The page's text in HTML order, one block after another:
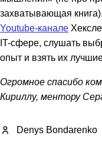
захватывающая
Youtube-канале
IT-сфере, слушать
опыт и взять их
Огромное спасибо
Кириллу, ментору
Denys Bondarenko